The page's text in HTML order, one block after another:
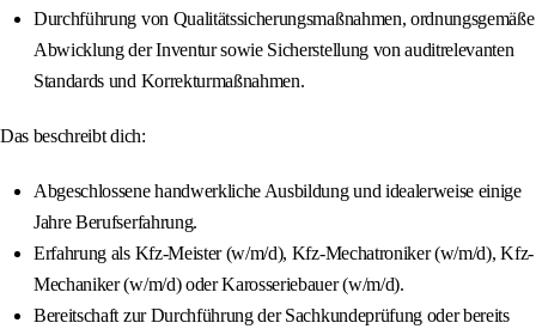
Durchführung von Qualitätssicherungsmaßnahmen, ordnungsgemäße
Abwicklung der Inventur sowie Sicherstellung von auditrelevanten
Standards und Korrekturmaßnahmen.
Das beschreibt dich:
Abgeschlossene handwerkliche Ausbildung und idealerweise einige
Jahre Berufserfahrung.
Erfahrung als Kfz-Meister (w/m/d), Kfz-Mechatroniker (w/m/d), Kfz-
Mechaniker (w/m/d) oder Karosseriebauer (w/m/d).
Bereitschaft zur Durchführung der Sachkundeprüfung oder bereits